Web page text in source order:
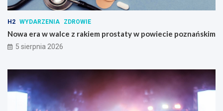
H2 WYDARZENIA ZDROWIE
Nowa era w walce z rakiem prostaty w powiecie poznańskim
5 sierpnia 2026